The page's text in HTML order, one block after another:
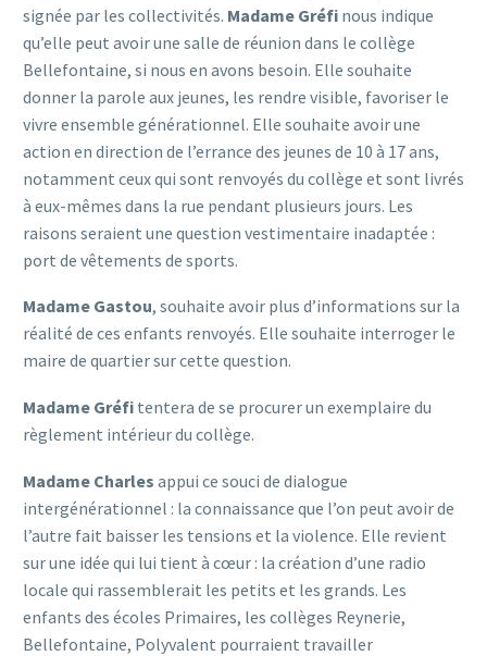
signée par les collectivités. Madame Gréfi nous indique
qu’elle peut avoir une salle de réunion dans le collège
Bellefontaine, si nous en avons besoin. Elle souhaite
donner la parole aux jeunes, les rendre visible, favoriser le
vivre ensemble générationnel. Elle souhaite avoir une
action en direction de l’errance des jeunes de 10 à 17 ans,
notamment ceux qui sont renvoyés du collège et sont livrés
à eux-mêmes dans la rue pendant plusieurs jours. Les
raisons seraient une question vestimentaire inadaptée :
port de vêtements de sports.
Madame Gastou, souhaite avoir plus d’informations sur la
réalité de ces enfants renvoyés. Elle souhaite interroger le
maire de quartier sur cette question.
Madame Gréfi tentera de se procurer un exemplaire du
règlement intérieur du collège.
Madame Charles appui ce souci de dialogue
intergénérationnel : la connaissance que l’on peut avoir de
l’autre fait baisser les tensions et la violence. Elle revient
sur une idée qui lui tient à cœur : la création d’une radio
locale qui rassemblerait les petits et les grands. Les
enfants des écoles Primaires, les collèges Reynerie,
Bellefontaine, Polyvalent pourraient travailler